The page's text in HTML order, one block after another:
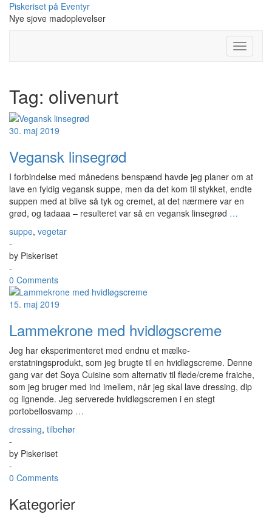
Skip
content
Piskeriset på Eventyr
Nye sjove madoplevelser
Toggle
Tag: olivenurt
30. maj 2019
Vegansk linsegrød
I forbindelse med månedens benspænd havde jeg planer om at
lave en fyldig vegansk suppe, men da det kom til stykket, endte
suppen med at blive så tyk og cremet, at det nærmere var en
grød, og tadaaa – resulteret var så en vegansk linsegrød …
suppe, vegetar
-
by Piskeriset
-
0 Comments
15. maj 2019
Lammekrone med hvidløgscreme
Jeg har eksperimenteret med endnu et mælke-
erstatningsprodukt, som jeg brugte til en hvidløgscreme. Denne
gang var det Soya Cuisine som alternativ til fløde/creme fraiche,
som jeg bruger med ind imellem, når jeg skal lave dressing, dip
og lignende. Jeg serverede hvidløgscremen i en stegt
portobellosvamp …
dressing, tilbehør
-
by Piskeriset
-
0 Comments
Kategorier